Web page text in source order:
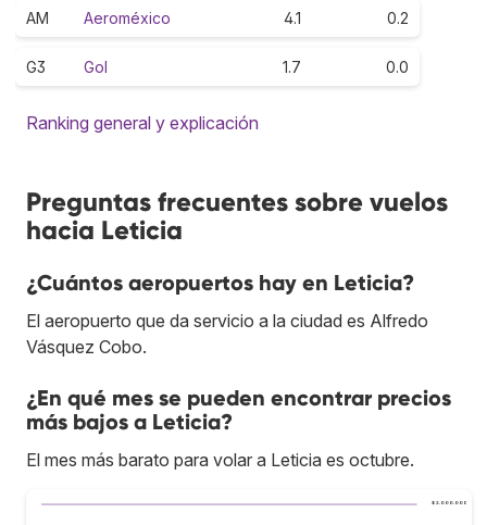
AM Aeroméxico 4.1 0.2
G3 Gol 1.7 0.0
Ranking general y explicación
Preguntas frecuentes sobre vuelos
hacia Leticia
¿Cuántos aeropuertos hay en Leticia?
El aeropuerto que da servicio a la ciudad es Alfredo
Vásquez Cobo.
¿En qué mes se pueden encontrar precios
más bajos a Leticia?
El mes más barato para volar a Leticia es octubre.
$ 2.000.000